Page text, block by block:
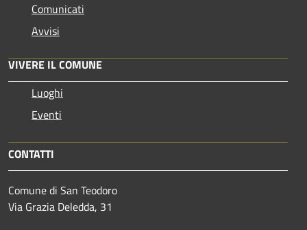
Comunicati
Avvisi
VIVERE IL COMUNE
Luoghi
Eventi
CONTATTI
Comune di San Teodoro
Via Grazia Deledda, 31